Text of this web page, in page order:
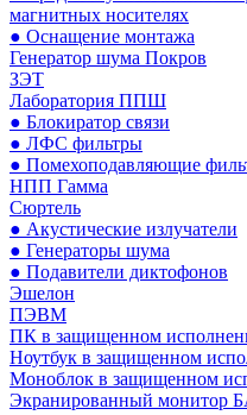
магнитных носителях
● Оснащение монтажа
Генератор шума Покров
ЗЭТ
Лаборатория ППШ
● Блокиратор связи
● ЛФС фильтры
● Помехоподавляющие
НПП Гамма
Сюртель
● Акустические излучатели
● Генераторы шума
● Подавители диктофонов
Эшелон
ПЭВМ
ПК в защищенном
Ноутбук в защищенном
Моноблок в защищенном
Экранированный монитор